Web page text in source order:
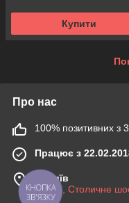
Купити
Про нас
100% позитивних з
Працює з
м. Київ
03045, Столичне
КНОПКА
ЗВ'ЯЗКУ